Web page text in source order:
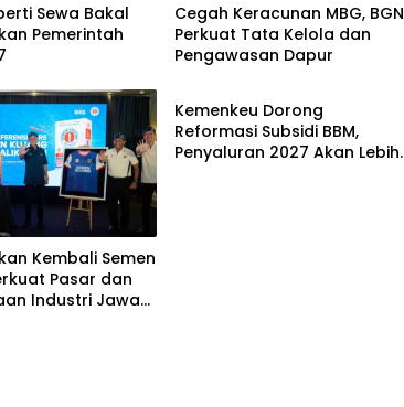
Sewa Bakal
Pemerintah
Cegah Keracunan MBG, BGN
Perkuat Tata Kelola dan
Pengawasan Dapur
Kembali Semen
Pasar dan
Industri Jawa
Headline
Kemenkeu Dorong
Reformasi Subsidi BBM,
Penyaluran 2027 Akan Lebih